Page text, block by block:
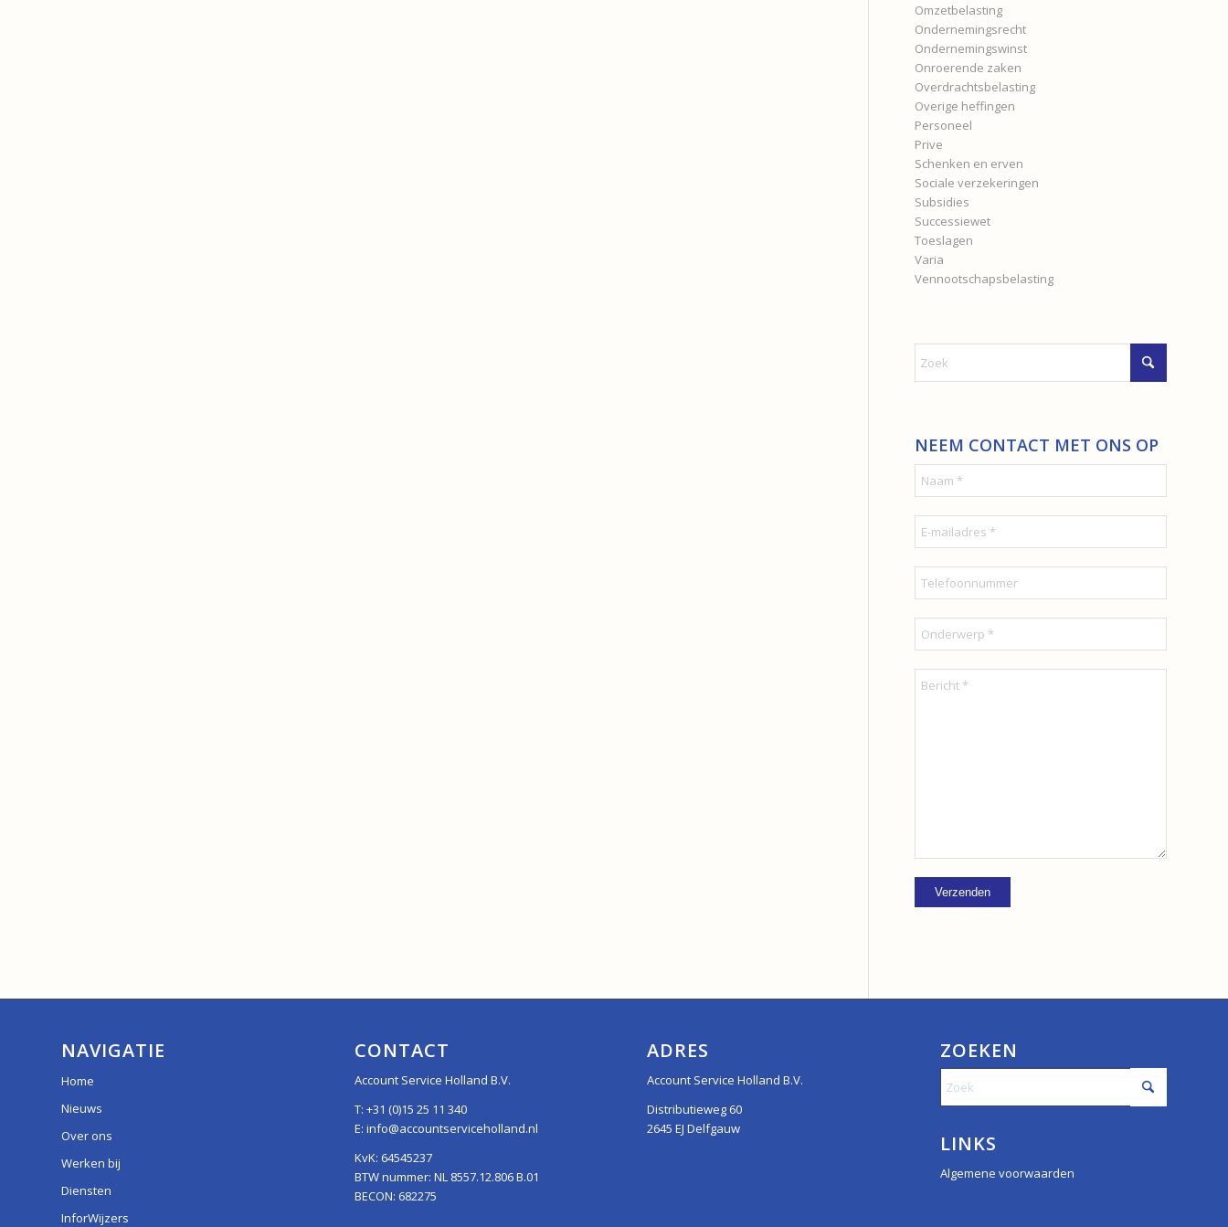
Omzetbelasting
Ondernemingsrecht
Ondernemingswinst
Onroerende zaken
Overdrachtsbelasting
Overige heffingen
Personeel
Prive
Schenken en erven
Sociale verzekeringen
Subsidies
Successiewet
Toeslagen
Varia
Vennootschapsbelasting
NEEM CONTACT MET ONS OP
NAVIGATIE
Home
Nieuws
Over ons
Werken bij
Diensten
InforWijzers
CONTACT
Account Service Holland B.V.
T: +31 (0)15 25 11 340
E: info@accountserviceholland.nl
KvK: 64545237
BTW nummer: NL 8557.12.806 B.01
BECON: 682275
ADRES
Account Service Holland B.V.
Distributieweg 60
2645 EJ Delfgauw
ZOEKEN
LINKS
Algemene voorwaarden